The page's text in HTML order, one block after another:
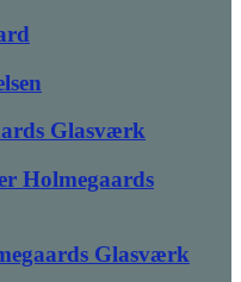
Glasværk
Holmegaards
Glasværk